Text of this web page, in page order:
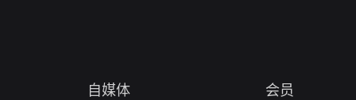
自媒体 会员